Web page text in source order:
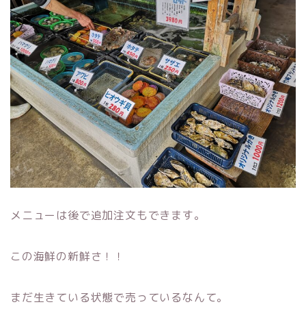
メニューは後で追加注文もできます。
この海鮮の新鮮さ！！
まだ生きている状態で売っているなんて。